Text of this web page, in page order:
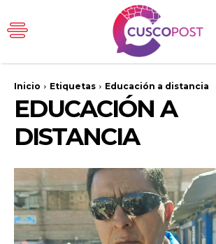
Inicio Etiquetas Educación a distancia
EDUCACIÓN A
DISTANCIA